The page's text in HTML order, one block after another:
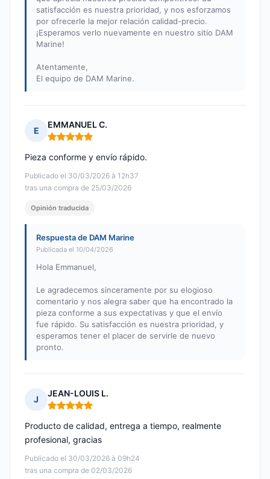
satisfacción es nuestra prioridad, y nos esforzamos
por ofrecerle la mejor relación calidad-precio.
¡Esperamos verlo nuevamente en nuestro sitio DAM
Marine!
Atentamente,
El equipo de DAM Marine.
E
EMMANUEL C.
Nota: 5 de 5
Publicado el 30/03/2026 à 12h37
tras una compra de 25/03/2026
Pieza conforme y envío rápido.
Opinión traducida
Respuesta de DAM Marine
Publicada el 10/04/2026
Hola Emmanuel,
Le agradecemos sinceramente por su elogioso
comentario y nos alegra saber que ha encontrado la
pieza conforme a sus expectativas y que el envío
fue rápido. Su satisfacción es nuestra prioridad, y
esperamos tener el placer de servirle de nuevo
pronto.
J
JEAN-LOUIS L.
Nota: 5 de 5
Publicado el 30/03/2026 à 09h24
tras una compra de 02/03/2026
Producto de calidad, entrega a tiempo, realmente
profesional, gracias